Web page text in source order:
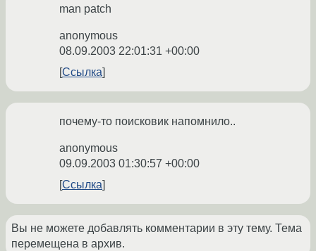
man patch
anonymous
08.09.2003 22:01:31 +00:00
Ссылка
почему-то поисковик напомнило..
anonymous
09.09.2003 01:30:57 +00:00
Ссылка
Вы не можете добавлять комментарии в эту тему. Тема
перемещена в архив.